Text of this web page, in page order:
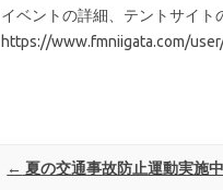
イベントの詳細、テントサイト
https://www.fmniigata.com/
Post navigation
← 夏の交通事故防止運動実施中